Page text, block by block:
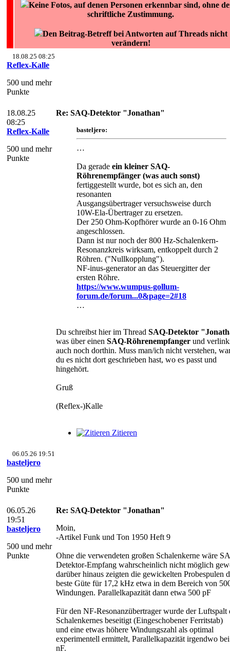
Keine Fotos, auf denen Personen erkennbar sind, ohne
schriftliche Zustimmung.
Den Beitrag-Betreff bei Antworten auf Threads nicht
verändern!
18.08.25 08:25
Reflex-Kalle
500 und mehr
Punkte
18.08.25
08:25
Reflex-Kalle
500 und mehr
Punkte
Re: SAQ-Detektor "Jonathan"
basteljero:
…
Da gerade ein kleiner SAQ-
Röhrenempfänger (was auch sonst)
fertiggestellt wurde, bot es sich an, den
resonanten
Ausgangsübertrager versuchsweise durch
10W-Ela-Übertrager zu ersetzen.
Der 250 Ohm-Kopfhörer wurde an 0-16 Ohm
angeschlossen.
Dann ist nur noch der 800 Hz-Schalenkern-
Resonanzkreis wirksam, entkoppelt durch 2
Röhren. ("Nullkopplung").
NF-inus-generator an das Steuergitter der
ersten Röhre.
https://www.wumpus-gollum-
forum.de/forum...0&page=2#18
…
Du schreibst hier im Thread SAQ-Detektor
was über einen SAQ-Röhrenempfanger und
auch noch dorthin. Muss man/ich nicht verstehen,
du es nicht dort geschrieben hast, wo es passt und
hingehört.
Gruß
(Reflex-)Kalle
Zitieren
06.05.26 19:51
basteljero
500 und mehr
Punkte
06.05.26
19:51
basteljero
500 und mehr
Punkte
Re: SAQ-Detektor "Jonathan"
Moin,
-Artikel Funk und Ton 1950 Heft 9
Ohne die verwendeten großen Schalenkerne wäre
Detektor-Empfang wahrscheinlich nicht möglich
darüber hinaus zeigten die gewickelten Probespulen
beste Güte für 17,2 kHz etwa in dem Bereich von
Windungen. Parallelkapazität dann etwa 500 pF
Für den NF-Resonanzübertrager wurde der Luftspalt
Schalenkernes beseitigt (Eingeschobener Ferritstab)
und eine etwas höhere Windungszahl als optimal
experimentell ermittelt, Parallelkapazität irgendwo
nF.